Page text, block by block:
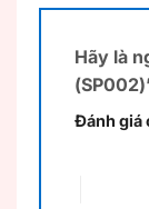
Hãy là
Đánh giá